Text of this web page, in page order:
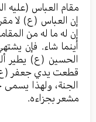
مقام العباس (عليه
إن العباس (ع) لا
إن له ما له من
أينما شاء. فإن
الحسين (ع) يطير
قطعت يدي جعفر (ع)
الجنة، ولهذا يسمى
مشعر بجزاءه.